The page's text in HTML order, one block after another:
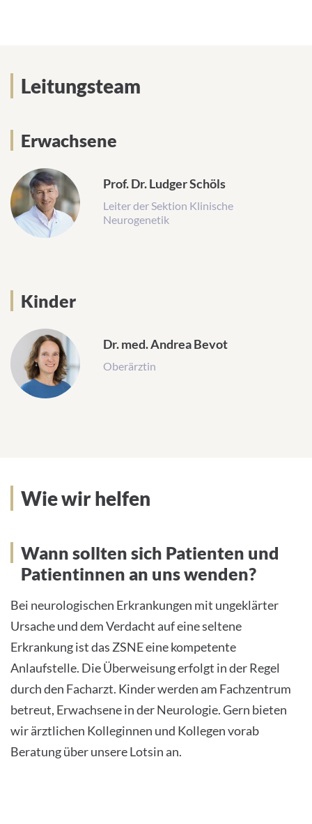
Leitungsteam
Erwachsene
Prof. Dr. Ludger Schöls
Leiter der Sektion Klinische
Neurogenetik
Kinder
Dr. med. Andrea Bevot
Oberärztin
Wie wir helfen
Wann sollten sich Patienten und
Patientinnen an uns wenden?
Bei neurologischen Erkrankungen mit ungeklärter
Ursache und dem Verdacht auf eine seltene
Erkrankung ist das ZSNE eine kompetente
Anlaufstelle. Die Überweisung erfolgt in der Regel
durch den Facharzt. Kinder werden am Fachzentrum
betreut, Erwachsene in der Neurologie. Gern bieten
wir ärztlichen Kolleginnen und Kollegen vorab
Beratung über unsere Lotsin an.